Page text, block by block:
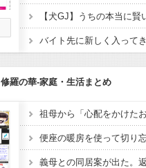
【犬GJ】うちの本当に
修羅の華-家庭・生活まとめ